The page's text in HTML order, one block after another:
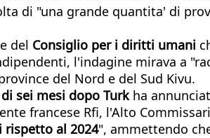
di "una grande quantita' di
del Consiglio per i diritti umani
l'indagine mirava a
del Nord e del Sud Kivu.
sei mesi dopo Turk ha
francese Rfi, l'Alto
al 2024", ammettendo